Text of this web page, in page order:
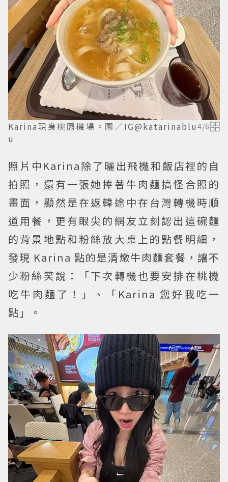
Karina現身桃園機場。圖／IG@katarinablu
u
4/6
照片中Karina除了曬出飛機和飯店裡的自
拍照，還有一張她捧著牛肉麵搞怪合照的
畫面，顯然是在返韓途中在台灣轉機時順
道用餐，更有眼尖的網友立刻認出這碗麵
的背景地點和粉絲放大桌上的點餐明細，
發現 Karina 點的是清燉牛肉麵套餐，讓不
少粉絲笑說：「下次轉機也要安排在桃機
吃牛肉麵了！」、「Karina 您好我吃一
點」。